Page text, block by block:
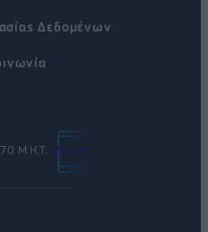
Δεδομένων
Μ.Η.Τ.